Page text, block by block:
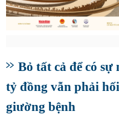
Bỏ tất cả để có sự
tỷ đồng vẫn phải
giường bệnh